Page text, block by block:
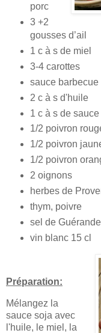
porc
3 +2
gousses d’ail
1 c à s de miel
3-4 carottes
sauce barbecue
2 c à s d'huile
1 c à s de
1/2 poivron
1/2 poivron
1/2 poivron
2 oignons
herbes de
thym, poivre
sel de Guérande
vin blanc 15 cl
Préparation:
Mélangez la
sauce soja avec
l'huile, le miel, la